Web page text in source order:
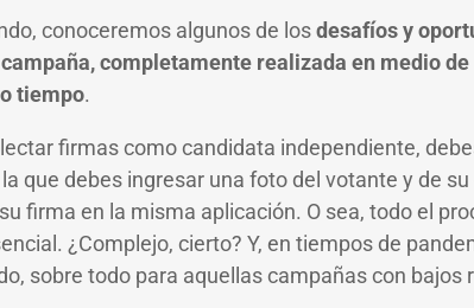
conoceremos algunos de losdesafíos y
completamente realizada en medio
tiempo.
firmas como candidata independiente,
que debes ingresar una foto del votante y de
firma en la misma aplicación. O sea, todo el
¿Complejo, cierto? Y, en tiempos de
sobre todo para aquellas campañas con bajos